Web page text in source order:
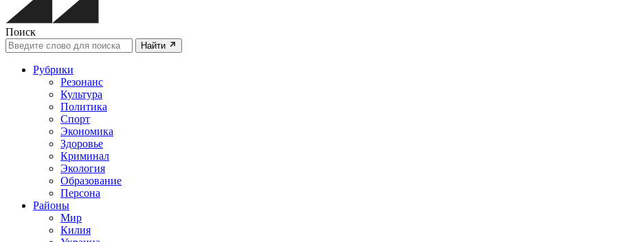
Поиск
Найти
Рубрики
Резонанс
Культура
Политика
Спорт
Экономика
Здоровье
Криминал
Экология
Образование
Персона
Районы
Мир
Килия